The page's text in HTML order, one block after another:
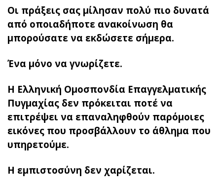
Οι πράξεις σας μίλησαν πολύ πιο δυνατά
από οποιαδήποτε ανακοίνωση θα
μπορούσατε να εκδώσετε σήμερα.
Ένα μόνο να γνωρίζετε.
Η Ελληνική Ομοσπονδία Επαγγελματικής
Πυγμαχίας δεν πρόκειται ποτέ να
επιτρέψει να επαναληφθούν παρόμοιες
εικόνες που προσβάλλουν το άθλημα που
υπηρετούμε.
Η εμπιστοσύνη δεν χαρίζεται.